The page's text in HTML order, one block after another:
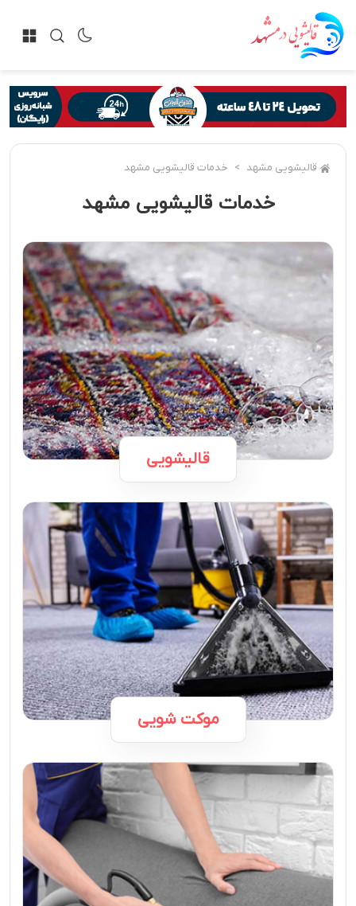
قالیشویی مشهد خدمات قالیشویی مشهد
خدمات قالیشویی مشهد
قالیشویی
موکت شویی